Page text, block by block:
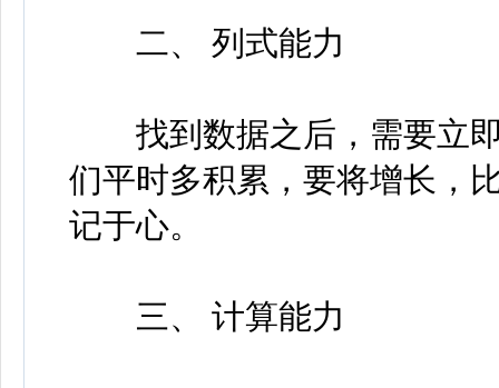
二、 列式能力
找到数据之后，需要立即
们平时多积累，要将增长，
记于心。
三、 计算能力